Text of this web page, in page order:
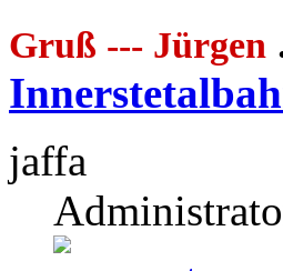
Gruß --- Jürgen
jaffa